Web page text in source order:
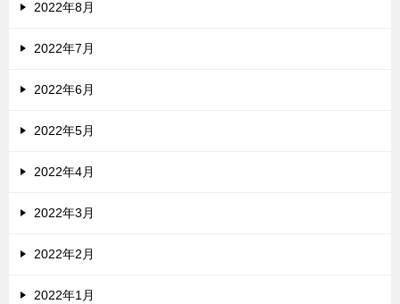
2022年8月
2022年7月
2022年6月
2022年5月
2022年4月
2022年3月
2022年2月
2022年1月